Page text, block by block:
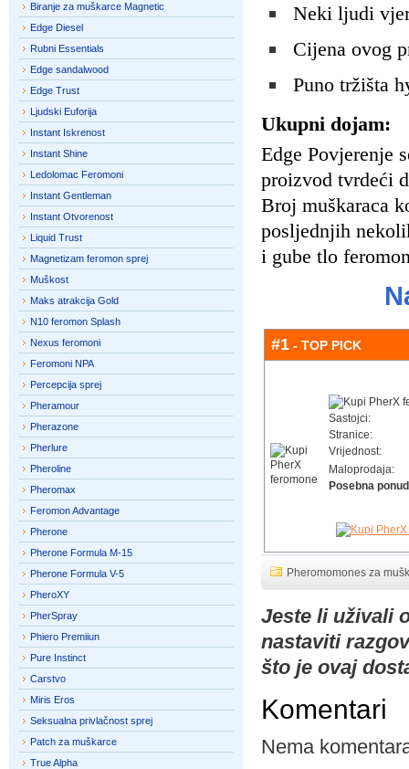
Neki ljudi
Cijena ovog
Puno tržišta
Ukupni dojam:
Edge Povjerenje
proizvod tvrdeći
Broj muškaraca
posljednjih
i gube tlo
#1 - TOP PICK
Sastojci:
Stranice:
Vrijednost:
Maloprodaja:
Posebna
Pheromomones za
Jeste li uživali
nastaviti
što je ovaj
Komentari
Nema
Biranje za muškarce Magnetic
Edge Diesel
Rubni Essentials
Edge sandalwood
Edge Trust
Ljudski Euforija
Instant Iskrenost
Instant Shine
Ledolomac Feromoni
Instant Gentleman
Instant Otvorenost
Liquid Trust
Magnetizam feromon sprej
Muškost
Maks atrakcija Gold
N10 feromon Splash
Nexus feromoni
Feromoni NPA
Percepcija sprej
Pheramour
Pherazone
Pherlure
Pheroline
Pheromax
Feromon Advantage
Pherone
Pherone Formula M-15
Pherone Formula V-5
PheroXY
PherSpray
Phiero Premiiun
Pure Instinct
Carstvo
Miris Eros
Seksualna privlačnost sprej
Patch za muškarce
True Alpha